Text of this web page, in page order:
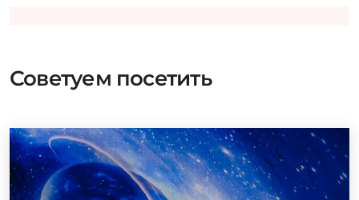
Советуем посетить